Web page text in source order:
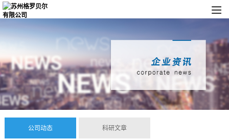
公司动态 科研文章